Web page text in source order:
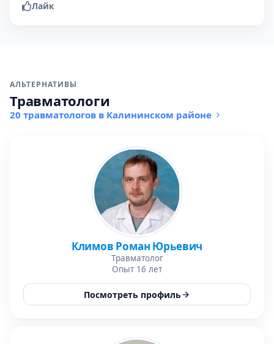
Лайк
АЛЬТЕРНАТИВЫ
Травматологи
20 травматологов в Калининском районе
Климов Роман Юрьевич
Травматолог
Опыт 16 лет
Посмотреть профиль